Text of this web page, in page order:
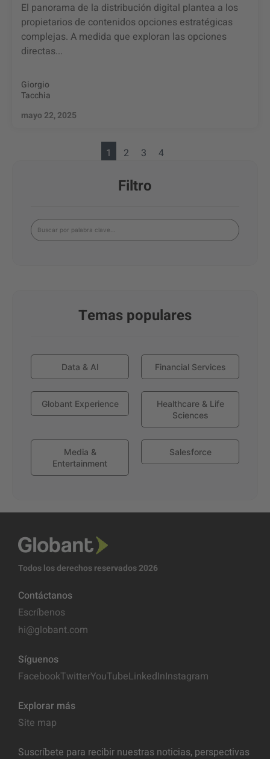
El panorama de la distribución digital plantea a los
propietarios de contenidos opciones estratégicas
complejas. A medida que exploran las opciones
directas...
Giorgio
Tacchia
mayo 22, 2025
1 2 3 4
Filtro
Temas populares
Data & AI Financial Services
Globant Experience
Healthcare & Life
Sciences
Media &
Entertainment
Salesforce
Todos los derechos reservados 2026
Contáctanos
Escríbenos
hi@globant.com
Síguenos
FacebookTwitterYouTubeLinkedInInstagram
Explorar más
Site map
Suscríbete para recibir nuestras noticias, perspectivas